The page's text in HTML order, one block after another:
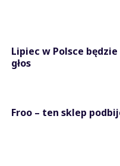
Lipiec w Polsce
głos
Froo – ten sklep